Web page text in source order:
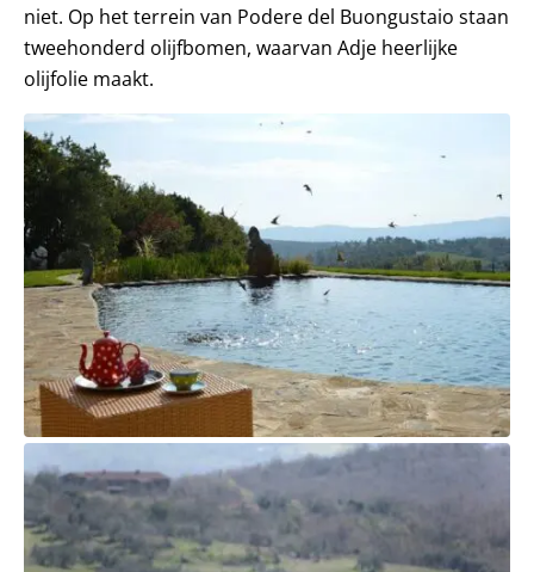
niet. Op het terrein van Podere del Buongustaio staan
tweehonderd olijfbomen, waarvan Adje heerlijke
olijfolie maakt.